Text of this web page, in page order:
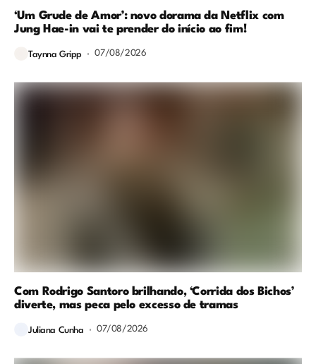
‘Um Grude de Amor’: novo dorama da Netflix com
Jung Hae-in vai te prender do início ao fim!
Taynna Gripp 07/08/2026
Com Rodrigo Santoro brilhando, ‘Corrida dos Bichos’
diverte, mas peca pelo excesso de tramas
Juliana Cunha 07/08/2026